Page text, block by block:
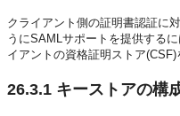
クライアント側の証明書認証に
うにSAMLサポートを提供する
イアントの資格証明ストア
26.3.1 キーストアの構